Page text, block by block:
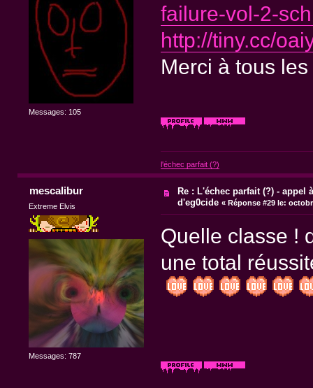
Messages: 105
failure-vol-2-
http://tiny.cc/
Merci à tous
l'échec parfait (?)
mescalibur
Extreme Elvis
Messages: 787
Re : L'échec parfait (?) - appel
d'eg0cide «Réponse #29 le:
Quelle classe !
une total